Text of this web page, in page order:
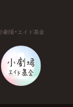
劇場・エイド基金